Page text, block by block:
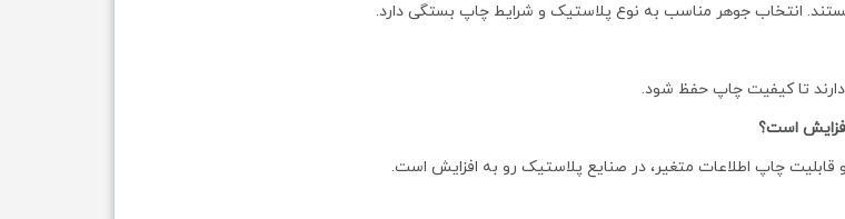
تا کیفیت چاپ حفظ شود.
است؟
قابلیت چاپ اطلاعات متغیر، در صنایع پلاستیک رو به افزایش است.